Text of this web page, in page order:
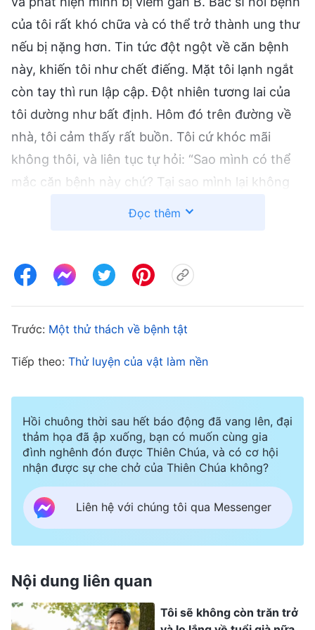
của tôi rất khó chữa và có thể trở thành ung thư
nếu bị nặng hơn. Tin tức đột ngột về căn bệnh
này, khiến tôi như chết điếng. Mặt tôi lạnh ngắt
còn tay thì run lập cập. Đột nhiên tương lai của
tôi dường như bất định. Hôm đó trên đường về
nhà, tôi cảm thấy rất buồn. Tôi cứ khóc mãi
không thôi, và liên tục tự hỏi: “Sao mình có thể
mắc căn bệnh này chứ? Tại sao mình lại không
bổn phận trong nhà Đức Chúa Trời thì thật tuyệt
nếu tình hình nghiêm trọng hơn. Những suy nghĩ
này khiến tôi vô cùng đau khổ, và nhiều lần tôi
và khai sáng giúp tôi hiểu được ý muốn của Ngài,
để tôi biết cách vượt qua tình cảnh này.
Khi các anh chị em biết tôi bị bệnh, họ đã đến hỗ
trợ và đọc cho tôi nghe đoạn lời này của Đức
những ý định tốt đẹp của Ngài chứa bên trong
đó. Mặc dù thân thể ngươi có thể trải qua một
chút đau khổ, nhưng đừng nuôi dưỡng những ý
Đọc thêm
Trước: Một thử thách về bệnh tật
Tiếp theo: Thử luyện của vật làm nền
Hồi chuông thời sau hết báo động đã vang lên, đại
thảm họa đã ập xuống, bạn có muốn cùng gia
đình nghênh đón được Thiên Chúa, và có cơ hội
nhận được sự che chở của Thiên Chúa không?
Liên hệ với chúng tôi qua Messenger
Nội dung liên quan
Tôi sẽ không còn trăn trở